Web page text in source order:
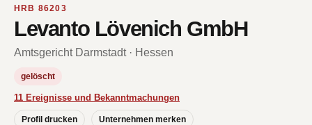
HRB 86203
Levanto Lövenich GmbH
Amtsgericht Darmstadt · Hessen
gelöscht
11 Ereignisse und Bekanntmachungen
Profil drucken Unternehmen merken